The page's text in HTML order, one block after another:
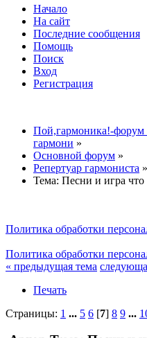
Начало
На сайт
Последние сообщения
Помощь
Поиск
Вход
Регистрация
Пой,гармоника!-форум
гармони »
Основной форум »
Репертуар гармониста »
Тема: Песни и игра
Политика обработки
Политика обработки
« предыдущая тема
Печать
Страницы: 1 ... 5 6 [7] 8 9 ...